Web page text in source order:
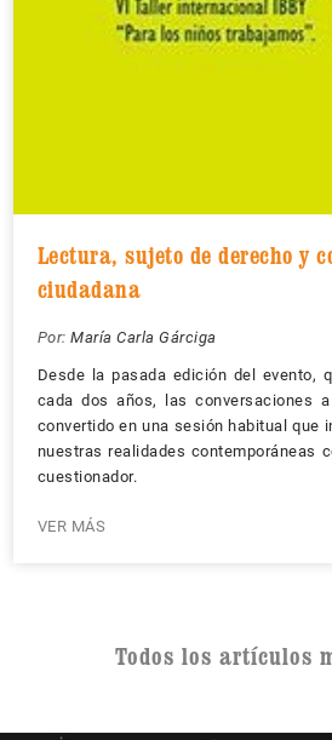
Lectura, sujeto de derecho y
ciudadana
Por: María Carla Gárciga
Desde la pasada edición del evento,
cada dos años, las conversaciones
convertido en una sesión habitual que
nuestras realidades contemporáneas
cuestionador.
VER MÁS
Todos los artículos